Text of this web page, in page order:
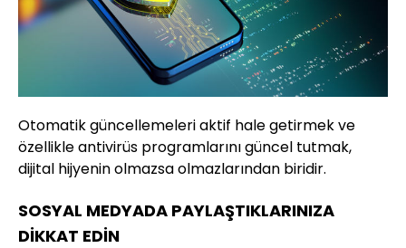
Otomatik güncellemeleri aktif hale getirmek ve
özellikle antivirüs programlarını güncel tutmak,
dijital hijyenin olmazsa olmazlarından biridir.
SOSYAL MEDYADA PAYLAŞTIKLARINIZA
DİKKAT EDİN